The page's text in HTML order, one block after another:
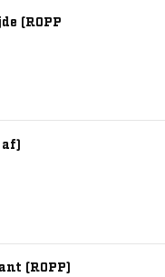
(ROPP
(ROPP)